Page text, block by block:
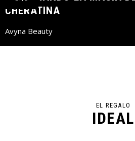
CHERATINA
Avyna Beauty
EL REGALO
IDEAL